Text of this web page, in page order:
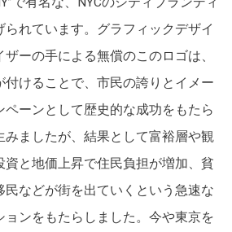
られています。グラフィックデザイ
ーの手による無償のこのロゴは、
付けることで、市民の誇りとイメー
ペーンとして歴史的な成功をもたら
みましたが、結果として富裕層や観
資と地価上昇で住民負担が増加、貧
民などが街を出ていくという急速な
ョンをもたらしました。今や東京を